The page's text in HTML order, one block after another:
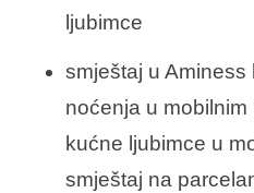
ljubimce
smještaj u
noćenja u
kućne ljubimce u
smještaj na